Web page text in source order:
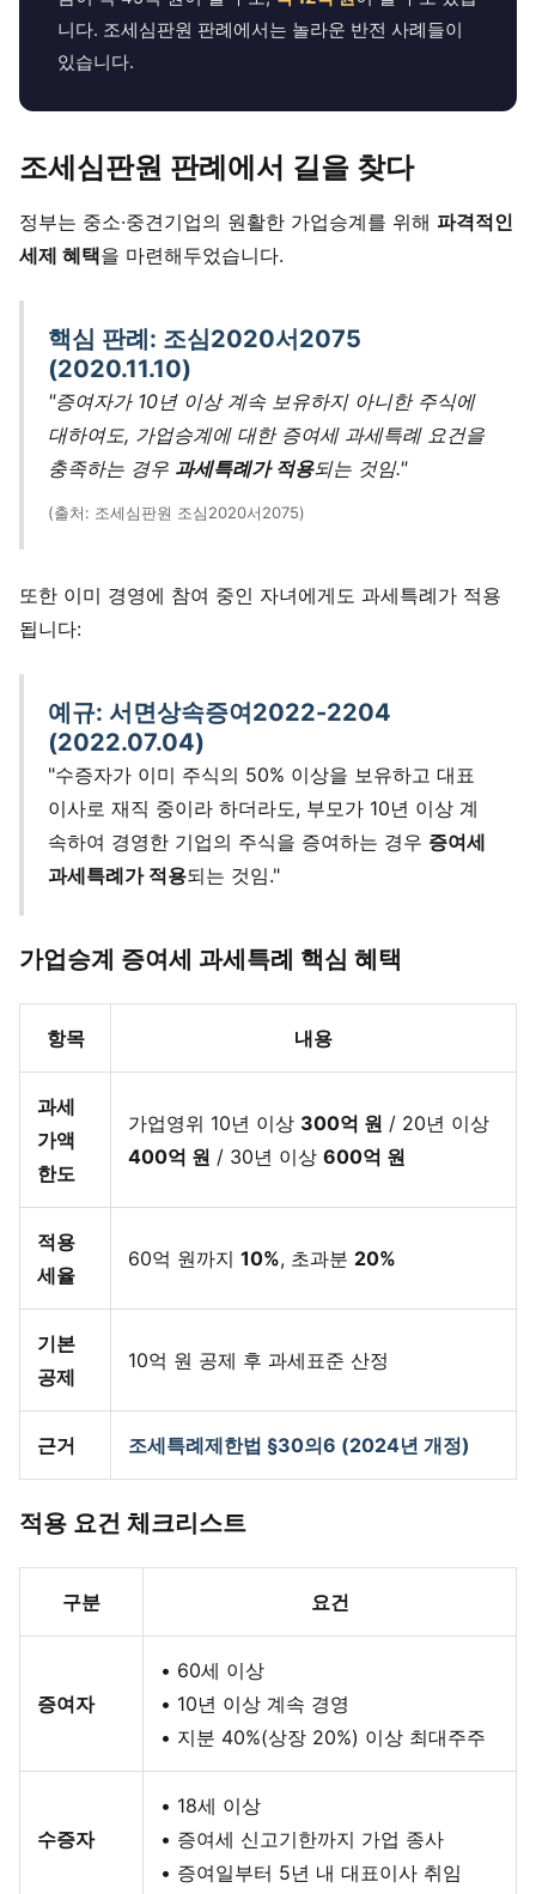
니다. 조세심판원 판례에서는 놀라운 반전 사례들이
있습니다.
조세심판원 판례에서 길을 찾다
정부는 중소·중견기업의 원활한 가업승계를 위해 파격적인
세제 혜택을 마련해두었습니다.
핵심 판례: 조심2020서2075
(2020.11.10)
"증여자가 10년 이상 계속 보유하지 아니한 주식에
대하여도, 가업승계에 대한 증여세 과세특례 요건을
충족하는 경우 과세특례가 적용되는 것임."
(출처: 조세심판원 조심2020서2075)
또한 이미 경영에 참여 중인 자녀에게도 과세특례가 적용
됩니다:
예규: 서면상속증여2022-2204
(2022.07.04)
"수증자가 이미 주식의 50% 이상을 보유하고 대표
이사로 재직 중이라 하더라도, 부모가 10년 이상 계
속하여 경영한 기업의 주식을 증여하는 경우 증여세
과세특례가 적용되는 것임."
가업승계 증여세 과세특례 핵심 혜택
항목 내용
과세
가액
한도
가업영위 10년 이상 300억 원 / 20년 이상
400억 원 / 30년 이상 600억 원
적용
세율
60억 원까지 10%, 초과분 20%
기본
공제
10억 원 공제 후 과세표준 산정
근거 조세특례제한법 §30의6 (2024년 개정)
적용 요건 체크리스트
구분 요건
증여자
• 60세 이상
• 10년 이상 계속 경영
• 지분 40%(상장 20%) 이상 최대주주
수증자
• 18세 이상
• 증여세 신고기한까지 가업 종사
• 증여일부터 5년 내 대표이사 취임